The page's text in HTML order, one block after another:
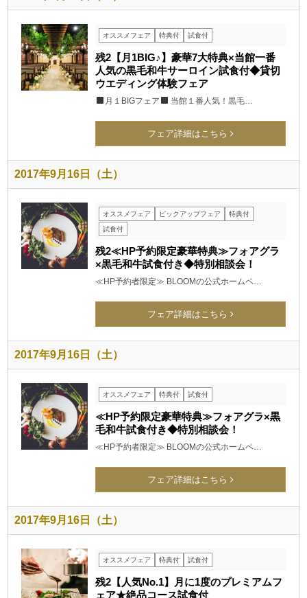
オススメフェア 特典付 試食付
残2【月1BIG♪】豪華7大特典×当館一番
人気の黒毛和牛サーロイン試食付◆貸切
ウエディング体験フェア
月１BIGフェア 当館１番人気！黒毛…
フェア詳細はこちら
2017年9月16日（土）
オススメフェア ピックアップフェア
特典付
試食付
残2≪HP予約限定豪華特典≫フォアグラ
×黒毛和牛試食付き◆特別相談会！
≪HP予約者限定≫ BLOOMの公式ホームペ…
フェア詳細はこちら
2017年9月16日（土）
オススメフェア 特典付 試食付
≪HP予約限定豪華特典≫フォアグラ×黒
毛和牛試食付き◆特別相談会！
≪HP予約者限定≫ BLOOMの公式ホームペ…
フェア詳細はこちら
2017年9月16日（土）
オススメフェア 特典付 試食付
残2【人気No.1】月に1度のプレミアムフ
ェア★絶品コース試食付